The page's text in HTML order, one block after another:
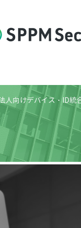
人向けデバイス・ID統